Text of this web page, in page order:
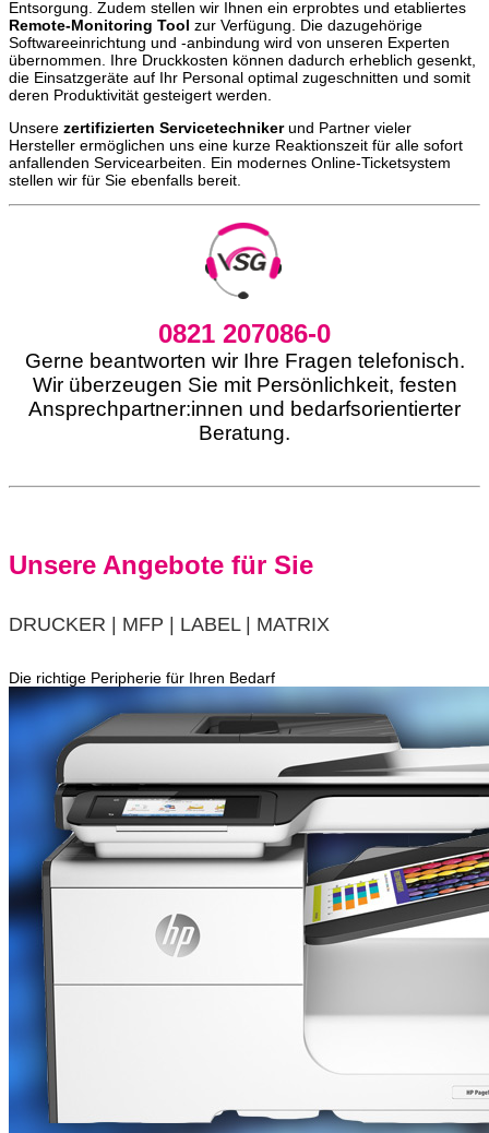
Entsorgung. Zudem stellen wir Ihnen ein erprobtes und etabliertes
Remote-Monitoring Tool zur Verfügung. Die dazugehörige
Softwareeinrichtung und -anbindung wird von unseren Experten
übernommen. Ihre Druckkosten können dadurch erheblich gesenkt,
die Einsatzgeräte auf Ihr Personal optimal zugeschnitten und somit
deren Produktivität gesteigert werden.
Unsere zertifizierten Servicetechnikerund Partner vieler
Hersteller ermöglichen uns eine kurze Reaktionszeit für alle sofort
anfallenden Servicearbeiten. Ein modernes Online-Ticketsystem
stellen wir für Sie ebenfalls bereit.
0821 207086-0
Gerne beantworten wir Ihre Fragen telefonisch.
Wir überzeugen Sie mit Persönlichkeit, festen
Ansprechpartner:innen und bedarfsorientierter
Beratung.
Unsere Angebote für Sie
DRUCKER | MFP | LABEL | MATRIX
Die richtige Peripherie für Ihren Bedarf